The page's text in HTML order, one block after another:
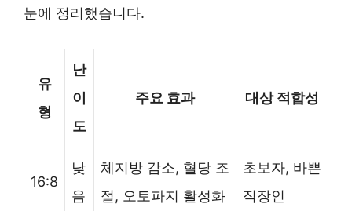
눈에 정리했습니다.
유
형
난
이
도
주요 효과 대상 적합성
16:8
낮
음
체지방 감소, 혈당 조
절, 오토파지 활성화
초보자, 바쁜
직장인